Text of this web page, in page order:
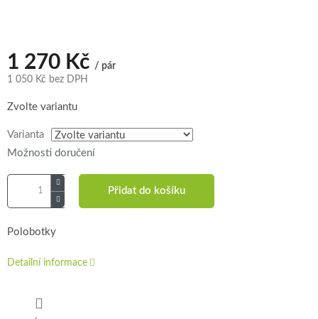
1 270 Kč / pár
1 050 Kč bez DPH
cena:
Zvolte variantu
Varianta
Možnosti doručení
Přidat do košíku
Polobotky
Detailní informace